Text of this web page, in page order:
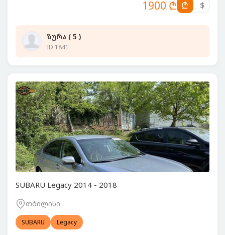
1900 ₾ ₾ $
ზურა ( 5 )
ID 1841
SUBARU Legacy 2014 - 2018
თბილისი
SUBARU Legacy